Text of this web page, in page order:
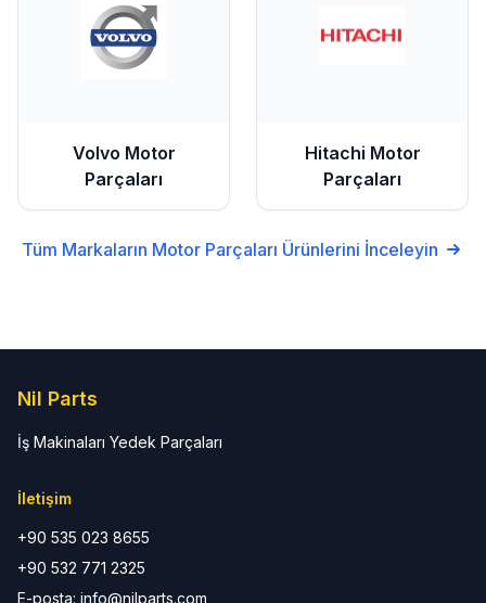
Volvo Motor
Parçaları
Hitachi Motor
Parçaları
Tüm Markaların Motor Parçaları Ürünlerini İnceleyin
Nil Parts
İş Makinaları Yedek Parçaları
İletişim
+90 535 023 8655
+90 532 771 2325
E-posta: info@nilparts.com